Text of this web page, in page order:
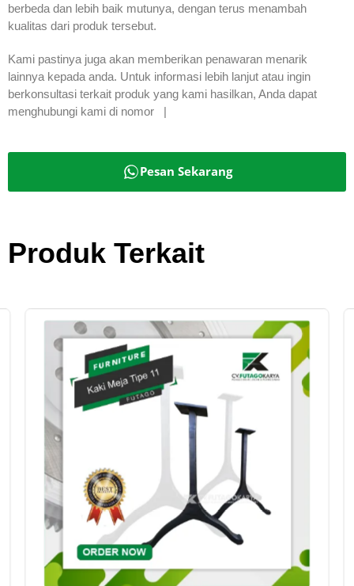
berbeda dan lebih baik mutunya, dengan terus menambah
kualitas dari produk tersebut.
Kami pastinya juga akan memberikan penawaran menarik
lainnya kepada anda. Untuk informasi lebih lanjut atau ingin
berkonsultasi terkait produk yang kami hasilkan, Anda dapat
menghubungi kami di nomor |
Pesan Sekarang
Produk Terkait